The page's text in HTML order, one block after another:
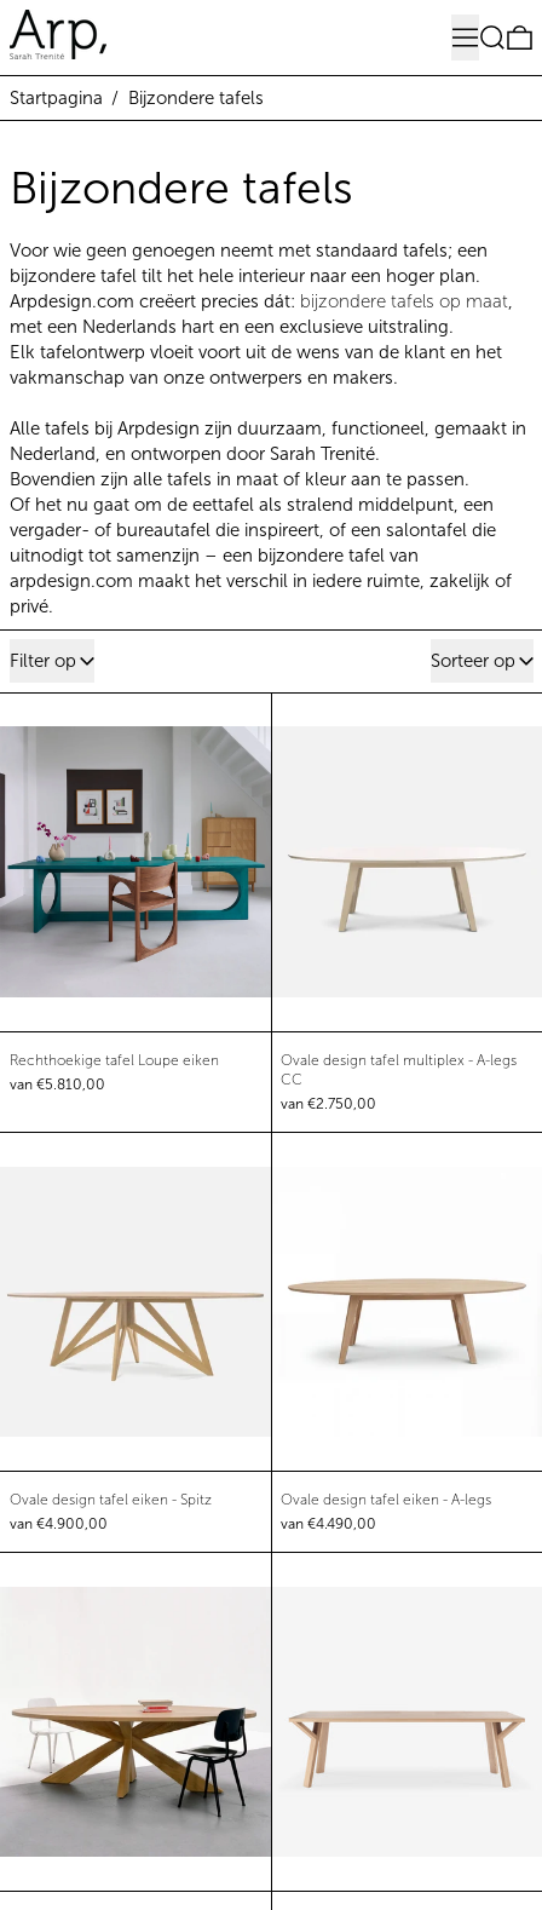
MenuZoeken
Startpagina / Bijzondere tafels
Bijzondere tafels
Voor wie geen genoegen neemt met standaard tafels; een
bijzondere tafel tilt het hele interieur naar een hoger plan.
Arpdesign.com creëert precies dát: bijzondere tafels op maat,
met een Nederlands hart en een exclusieve uitstraling.
Elk tafelontwerp vloeit voort uit de wens van de klant en het
vakmanschap van onze ontwerpers en makers.
Alle tafels bij Arpdesign zijn duurzaam, functioneel, gemaakt in
Nederland, en ontworpen door Sarah Trenité.
Bovendien zijn alle tafels in maat of kleur aan te passen.
Of het nu gaat om de eettafel als stralend middelpunt, een
vergader- of bureautafel die inspireert, of een salontafel die
uitnodigt tot samenzijn – een bijzondere tafel van
arpdesign.com maakt het verschil in iedere ruimte, zakelijk of
privé.
Filter op
Sorteer op
Rechthoekige tafel Loupe eiken
van €5.810,00
Ovale design tafel multiplex - A-legs
CC
van €2.750,00
Ovale design tafel eiken - Spitz
van €4.900,00
Ovale design tafel eiken - A-legs
van €4.490,00